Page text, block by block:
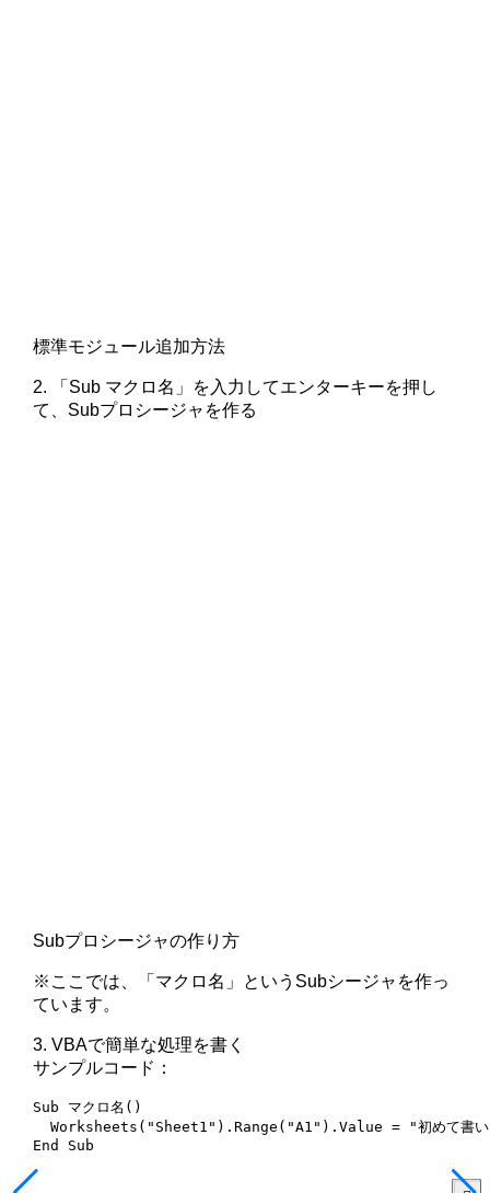
標準モジュール追加方法
2. 「Sub マクロ名」を入力してエンターキーを押し
て、Subプロシージャを作る
Subプロシージャの作り方
※ここでは、「マクロ名」というSubシージャを作っ
ています。
3. VBAで簡単な処理を書く
サンプルコード：
Sub マクロ名()
Worksheets("Sheet1").Range("A1").Value = "初めて書い
End Sub